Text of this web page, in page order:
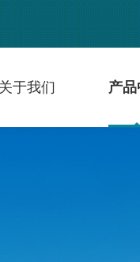
关于我们 产